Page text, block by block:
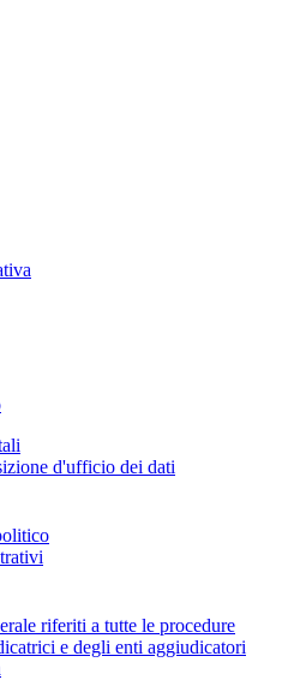
d'ufficio dei dati
riferiti a tutte le procedure
e degli enti aggiudicatori